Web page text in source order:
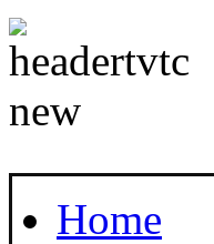
Home